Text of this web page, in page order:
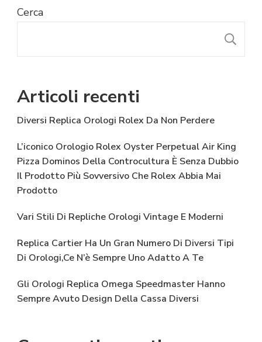
Cerca
Articoli recenti
Diversi Replica Orologi Rolex Da Non Perdere
L’iconico Orologio Rolex Oyster Perpetual Air King
Pizza Dominos Della Controcultura È Senza Dubbio
Il Prodotto Più Sovversivo Che Rolex Abbia Mai
Prodotto
Vari Stili Di Repliche Orologi Vintage E Moderni
Replica Cartier Ha Un Gran Numero Di Diversi Tipi
Di Orologi,Ce N’è Sempre Uno Adatto A Te
Gli Orologi Replica Omega Speedmaster Hanno
Sempre Avuto Design Della Cassa Diversi